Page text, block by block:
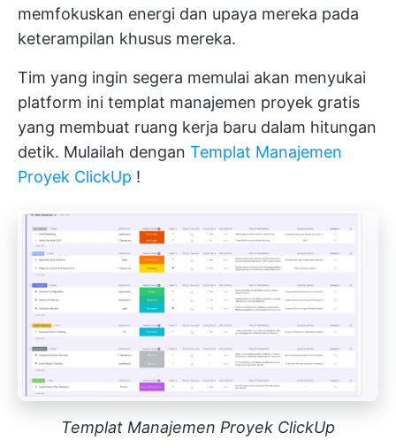
memfokuskan energi dan upaya mereka pada
keterampilan khusus mereka.
Tim yang ingin segera memulai akan menyukai
platform ini templat manajemen proyek gratis
yang membuat ruang kerja baru dalam hitungan
detik. Mulailah dengan Templat Manajemen
Proyek ClickUp !
Templat Manajemen Proyek ClickUp